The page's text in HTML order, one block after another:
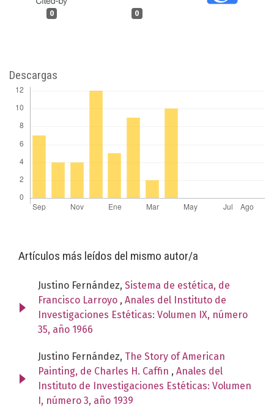
0 0
Descargas
Artículos más leídos del mismo autor/a
Justino Fernández, Sistema de estética, de
Francisco Larroyo , Anales del Instituto de
Investigaciones Estéticas: Volumen IX, número
35, año 1966
Justino Fernández, The Story of American
Painting, de Charles H. Caffin , Anales del
Instituto de Investigaciones Estéticas: Volumen
I, número 3, año 1939